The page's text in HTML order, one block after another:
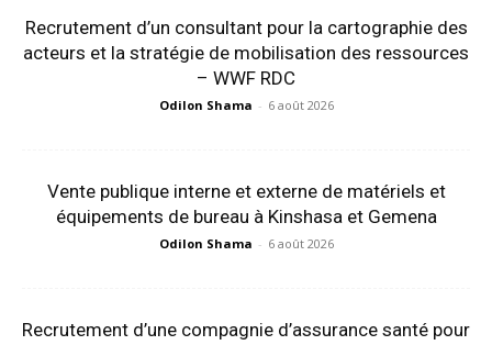
Recrutement d’un consultant pour la cartographie des
acteurs et la stratégie de mobilisation des ressources
– WWF RDC
Odilon Shama - 6 août 2026
Vente publique interne et externe de matériels et
équipements de bureau à Kinshasa et Gemena
Odilon Shama - 6 août 2026
Recrutement d’une compagnie d’assurance santé pour